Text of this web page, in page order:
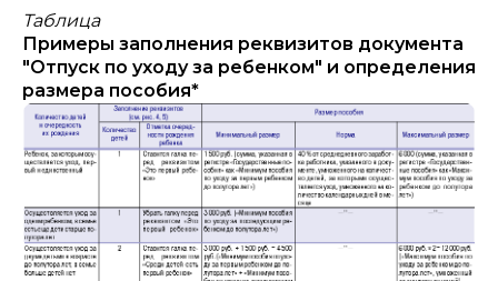
Таблица
Примеры заполнения реквизитов документа
"Отпуск по уходу за ребенком" и определения
размера пособия*